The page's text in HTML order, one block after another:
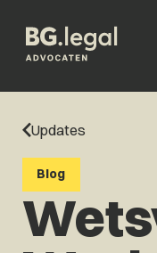
Updates
Blog